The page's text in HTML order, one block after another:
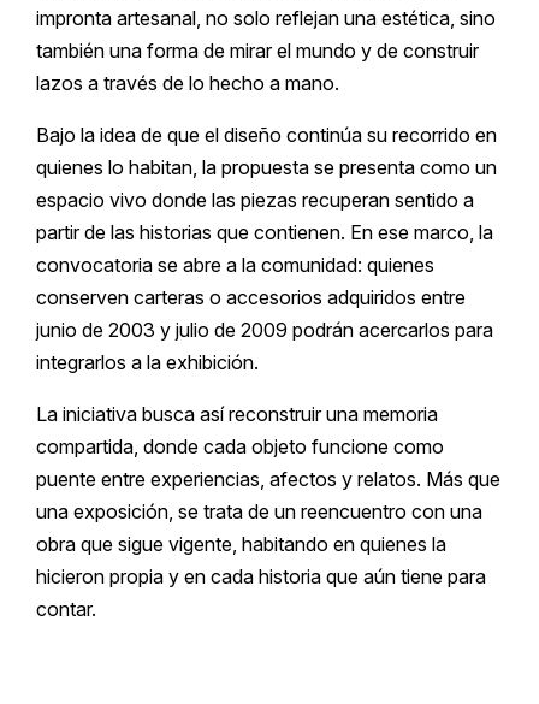
impronta artesanal, no solo reflejan una estética, sino
también una forma de mirar el mundo y de construir
lazos a través de lo hecho a mano.
Bajo la idea de que el diseño continúa su recorrido en
quienes lo habitan, la propuesta se presenta como un
espacio vivo donde las piezas recuperan sentido a
partir de las historias que contienen. En ese marco, la
convocatoria se abre a la comunidad: quienes
conserven carteras o accesorios adquiridos entre
junio de 2003 y julio de 2009 podrán acercarlos para
integrarlos a la exhibición.
La iniciativa busca así reconstruir una memoria
compartida, donde cada objeto funcione como
puente entre experiencias, afectos y relatos. Más que
una exposición, se trata de un reencuentro con una
obra que sigue vigente, habitando en quienes la
hicieron propia y en cada historia que aún tiene para
contar.